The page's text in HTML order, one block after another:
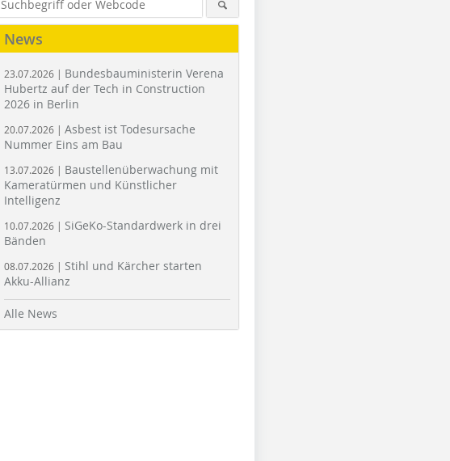
News
23.07.2026 | Bundesbauministerin Verena
Hubertz auf der Tech in Construction
2026 in Berlin
20.07.2026 | Asbest ist Todesursache
Nummer Eins am Bau
13.07.2026 | Baustellenüberwachung mit
Kameratürmen und Künstlicher
Intelligenz
10.07.2026 | SiGeKo-Standardwerk in drei
Bänden
08.07.2026 | Stihl und Kärcher starten
Akku-Allianz
Alle News